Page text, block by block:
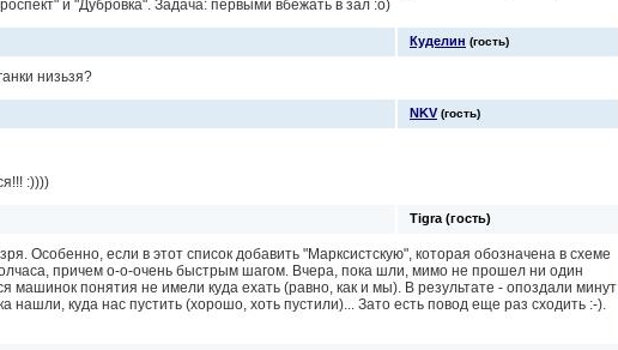
и "Дубровка". Задача: первыми вбежать в зал :о)
Куделин (гость)
низьзя?
NKV(гость)
:))))
Tigra (гость)
Особенно, если в этот список добавить "Марксистскую", которая обозначена в схеме
причем о-о-очень быстрым шагом. Вчера, пока шли, мимо не прошел ни один
машинок понятия не имели куда ехать (равно, как и мы). В результате - опоздали минут
нашли, куда нас пустить (хорошо, хоть пустили)... Зато есть повод еще раз сходить :-).